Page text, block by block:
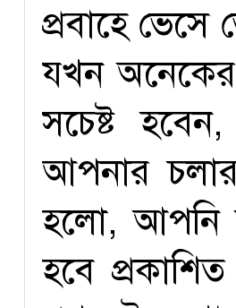
প্রবাহে
যখন
সচেষ্ট
আপনার
হলো, আপনি
হবে